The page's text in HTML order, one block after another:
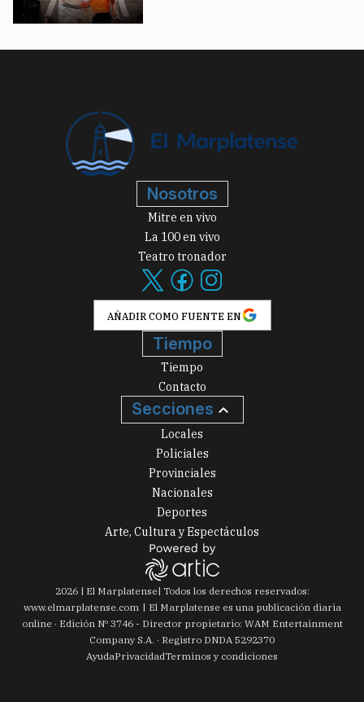
Nosotros
Mitre en vivo
La 100 en vivo
Teatro tronador
AÑADIR COMO FUENTE EN
Tiempo
Tiempo
Contacto
Secciones
Locales
Policiales
Provinciales
Nacionales
Deportes
Arte, Cultura y Espectáculos
2026| El Marplatense| Todos los derechos reservados:
www.elmarplatense.com
El Marplatense es una publicación diaria
online · Edición Nº 3746- Director propietario: WAM Entertainment
Company S.A. · Registro DNDA 5292370
AyudaPrivacidadTerminos y condiciones